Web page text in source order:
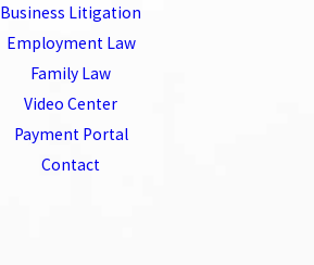
Business Litigation
Employment Law
Family Law
Video Center
Payment Portal
Contact